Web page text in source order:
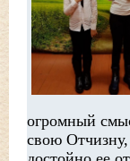
огромный
свою Отчизну,